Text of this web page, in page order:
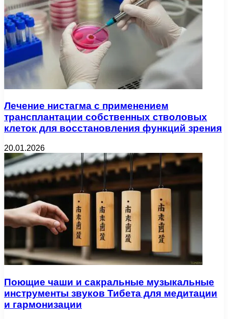
Лечение нистагма с применением
трансплантации собственных стволовых
клеток для восстановления функций зрения
20.01.2026
Поющие чаши и сакральные музыкальные
инструменты звуков Тибета для медитации
и гармонизации